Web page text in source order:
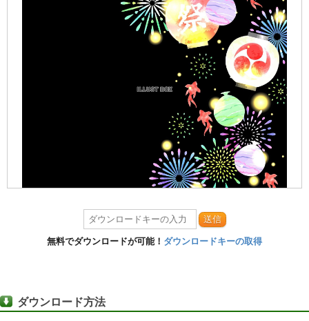
送信
無料でダウンロードが可能！ ダウンロードキーの取得
ダウンロード方法